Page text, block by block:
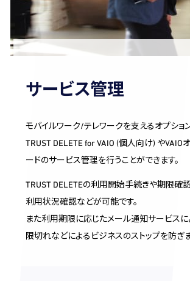
サービス管理
モバイルワーク/テレワークを支えるオプショ
TRUST DELETE for VAIO (個人向け) やVAIO
ードのサービス管理を行うことができます。
TRUST DELETEの利用開始手続きや期限確認
利用状況確認などが可能です。
また利用期限に応じたメール通知サービスに
限切れなどによるビジネスのストップを防ぎま